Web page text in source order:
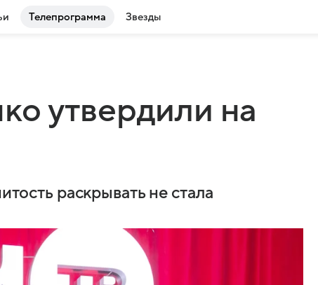
Телепрограмма Звезды
утвердили на
раскрывать не стала